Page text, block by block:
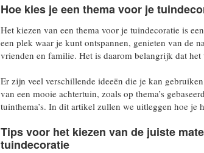
Hoe kies je een thema voor je
Het kiezen van een thema voor je tuindecoratie is
een plek waar je kunt ontspannen, genieten van de
vrienden en familie. Het is daarom belangrijk dat
Er zijn veel verschillende ideeën die je kan
van een mooie achtertuin, zoals op thema’s
tuinthema’s. In dit artikel zullen we uitleggen hoe je
Tips voor het kiezen van de juiste
tuindecoratie